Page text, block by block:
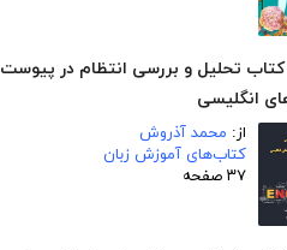
کتاب تحلیل و بررسی انتظام در پیوست
انگلیسی
از: محمد آذروش
کتاب‌های آموزش زبان
۳۷ صفحه